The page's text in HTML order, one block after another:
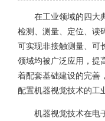
在工业领域的四大典
检测、测量、定位、读
可实现非接触测量、可
领域均被广泛应用，提
着配套基础建设的完善
配置机器视觉技术的工
机器视觉技术在电